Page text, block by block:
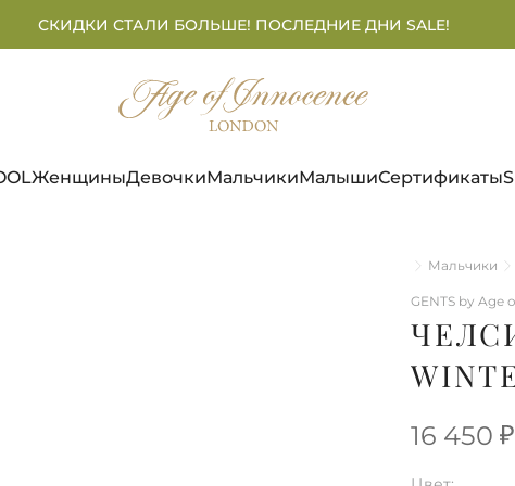
СКИДКИ СТАЛИ БОЛЬШЕ! ПОСЛЕДНИЕ ДНИ SALE!
ЖенщиныДевочкиМальчикиМалышиСертификаты
Мальчики
GENTS by Age
16 450